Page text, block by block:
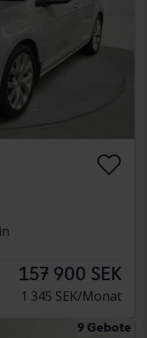
157 900 SEK
1 345 SEK/Monat
9 Gebote